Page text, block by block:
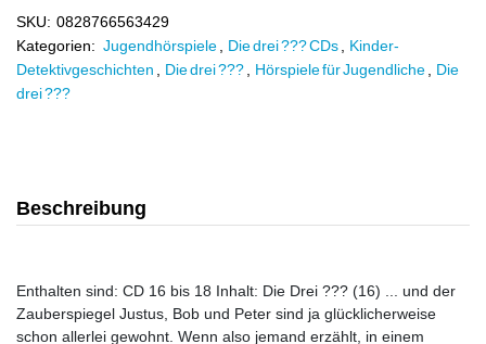
SKU: 0828766563429
Kategorien: Jugendhörspiele Die drei ??? CDs
Kinder-
Detektivgeschichten
Die drei ??? Hörspiele für Jugendliche
Die
drei ???
Beschreibung
Enthalten sind: CD 16 bis 18 Inhalt: Die Drei ??? (16) ... und der
Zauberspiegel Justus, Bob und Peter sind ja glücklicherweise
schon allerlei gewohnt. Wenn also jemand erzählt, in einem